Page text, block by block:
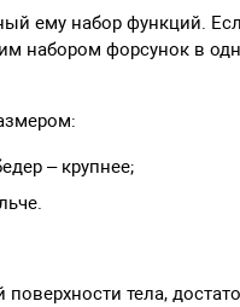
ему набор функций.
набором форсунок в
– крупнее;
тела,